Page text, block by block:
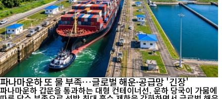
파나마운하 또 물 부족…글로벌 해운·공급망 '긴장'
파나마운하 갑문을 통과하는 대형 컨테이너선. 운하 당국이 가뭄에